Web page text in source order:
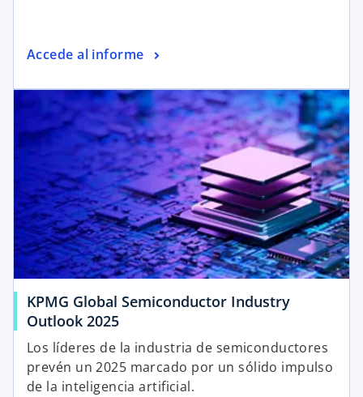
Accede al informe
KPMG Global Semiconductor Industry
Outlook 2025
Los líderes de la industria de semiconductores
prevén un 2025 marcado por un sólido impulso
de la inteligencia artificial.